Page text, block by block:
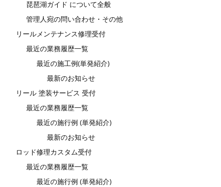
琵琶湖ガイド について全般
管理人宛の問い合わせ・その他
リールメンテナンス修理受付
最近の業務履歴一覧
最近の施工例(単発紹介)
最新のお知らせ
リール 塗装サービス 受付
最近の業務履歴一覧
最近の施行例 (単発紹介)
最新のお知らせ
ロッド修理カスタム受付
最近の業務履歴一覧
最近の施行例 (単発紹介)